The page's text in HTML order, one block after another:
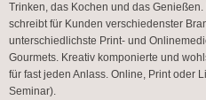
Trinken, das Kochen und das Genießen.
schreibt für Kunden verschiedenster
unterschiedlichste Print- und
Gourmets. Kreativ komponierte und
für fast jeden Anlass. Online, Print oder
Seminar).